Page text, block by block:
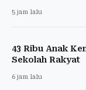
5 jam lalu
43 Ribu Anak
Sekolah Rakyat
6 jam lalu